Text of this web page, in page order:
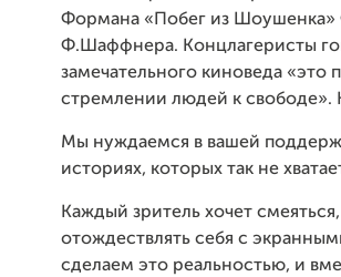
Формана «Побег из Шоушенка»
Ф.Шаффнера. Концлагеристы
замечательного киноведа «это
стремлении людей к свободе».
Мы нуждаемся в вашей
историях, которых так не
Каждый зритель хочет
отождествлять себя с
сделаем это реальностью, и